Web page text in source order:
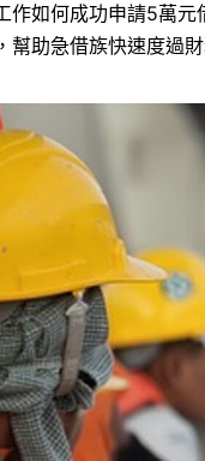
作如何成功申請5萬
助急借族快速度過財